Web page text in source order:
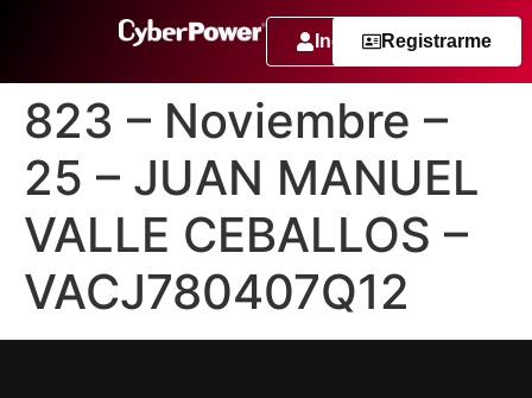
IngresarRegistrarme
823 – Noviembre –
25 – JUAN MANUEL
VALLE CEBALLOS –
VACJ780407Q12